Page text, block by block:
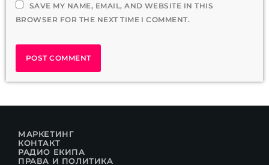
SAVE MY NAME, EMAIL, AND WEBSITE IN THIS
BROWSER FOR THE NEXT TIME I COMMENT.
МАРКЕТИНГ
КОНТАКТ
РАДИО ЕКИПА
ПРАВА И ПОЛИТИКА